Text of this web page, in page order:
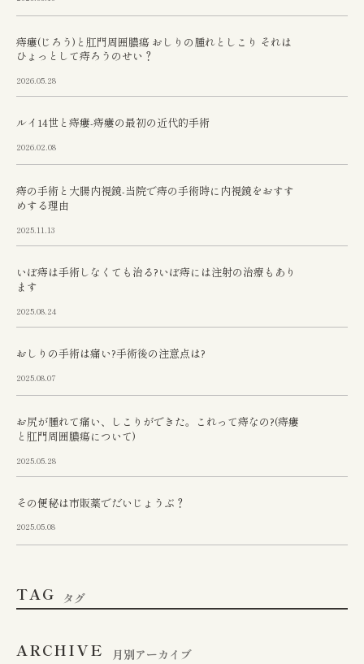
痔瘻(じろう)と肛門周囲膿瘍 おしりの腫れとしこり それは
ひょっとして痔ろうのせい？
2026.05.28
ルイ14世と痔瘻-痔瘻の最初の近代的手術
2026.02.08
痔の手術と大腸内視鏡-当院で痔の手術時に内視鏡をおすす
めする理由
2025.11.13
いぼ痔は手術しなくても治る?いぼ痔には注射の治療もあり
ます
2025.08.24
おしりの手術は痛い?手術後の注意点は?
2025.08.07
お尻が腫れて痛い、しこりができた。これって痔なの?(痔瘻
と肛門周囲膿瘍について)
2025.05.28
その便秘は市販薬でだいじょうぶ？
2025.05.08
TAG タグ
ARCHIVE 月別アーカイブ